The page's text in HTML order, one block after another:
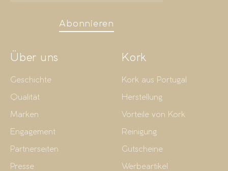
Abonnieren
Über uns
Geschichte
Qualität
Marken
Engagement
Partnerseiten
Presse
Kork
Kork aus Portugal
Herstellung
Vorteile von Kork
Reinigung
Gutscheine
Werbeartikel